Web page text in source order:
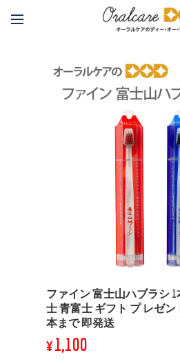
ファイン 富士山ハブラシ 1
士 青富士 ギフト プ レゼン
本まで 即発送
¥1,100